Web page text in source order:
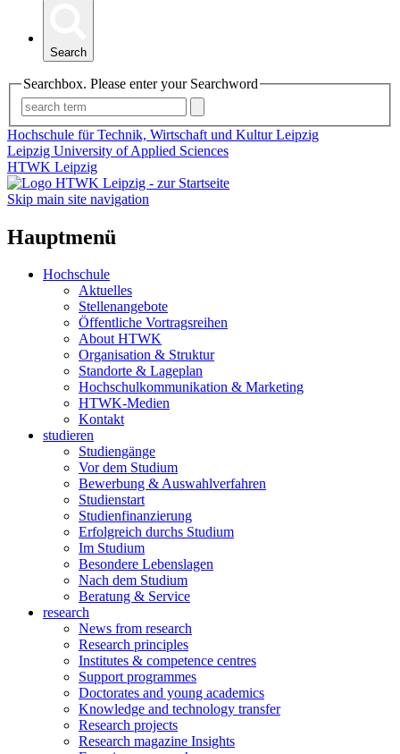
Search
Searchbox. Please enter your Searchword
Hochschule für Technik, Wirtschaft und Kultur Leipzig
Leipzig University of Applied Sciences
HTWK Leipzig
Skip main site navigation
Hauptmenü
Hochschule
Aktuelles
Stellenangebote
Öffentliche Vortragsreihen
About HTWK
Organisation & Struktur
Standorte & Lageplan
Hochschulkommunikation & Marketing
HTWK-Medien
Kontakt
studieren
Studiengänge
Vor dem Studium
Bewerbung & Auswahlverfahren
Studienstart
Studienfinanzierung
Erfolgreich durchs Studium
Im Studium
Besondere Lebenslagen
Nach dem Studium
Beratung & Service
research
News from research
Research principles
Institutes & competence centres
Support programmes
Doctorates and young academics
Knowledge and technology transfer
Research projects
Research magazine Insights